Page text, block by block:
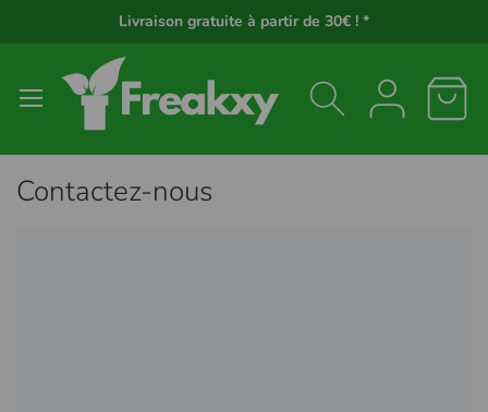
Livraison gratuite à partir de 30€ ! *
Contactez-nous
Panneau de gestion des cookies